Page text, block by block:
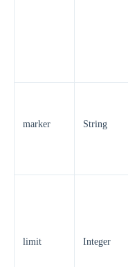
marker String
limit Integer